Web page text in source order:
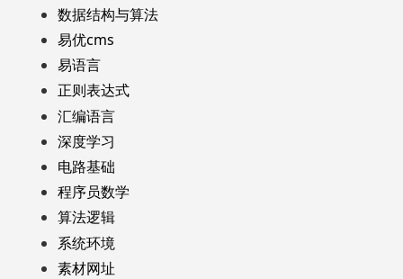
数据结构与算法
易优cms
易语言
正则表达式
汇编语言
深度学习
电路基础
程序员数学
算法逻辑
系统环境
素材网址